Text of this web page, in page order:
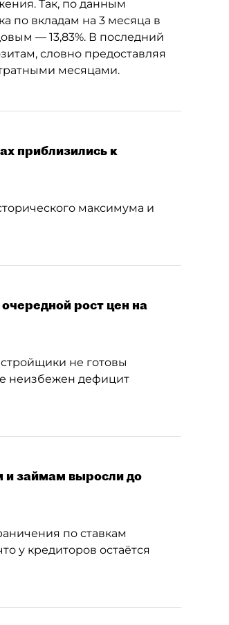
Так, по данным
по вкладам на 3 месяца в
— 13,83%. В последний
словно предоставляя
месяцами.
приблизились к
максимума и
рост цен на
не готовы
неизбежен дефицит
и займам выросли до
по ставкам
у кредиторов остаётся